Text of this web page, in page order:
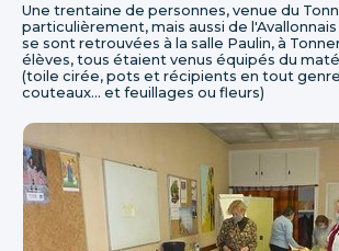
Une trentaine de personnes, venue du
particulièrement, mais aussi de
se sont retrouvées à la salle Paulin, à
élèves, tous étaient venus équipés du
(toile cirée, pots et récipients en tout
couteaux... et feuillages ou fleurs)